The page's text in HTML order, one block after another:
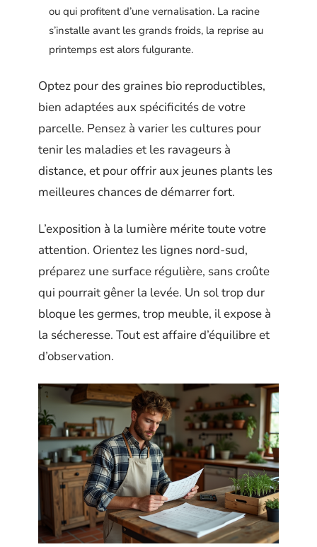
ou qui profitent d’une vernalisation. La racine
s’installe avant les grands froids, la reprise au
printemps est alors fulgurante.
Optez pour des graines bio reproductibles,
bien adaptées aux spécificités de votre
parcelle. Pensez à varier les cultures pour
tenir les maladies et les ravageurs à
distance, et pour offrir aux jeunes plants les
meilleures chances de démarrer fort.
L’exposition à la lumière mérite toute votre
attention. Orientez les lignes nord-sud,
préparez une surface régulière, sans croûte
qui pourrait gêner la levée. Un sol trop dur
bloque les germes, trop meuble, il expose à
la sécheresse. Tout est affaire d’équilibre et
d’observation.